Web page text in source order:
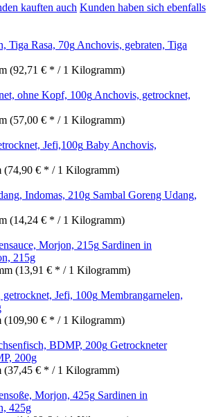
kauften auch Kunden haben sich ebenfalls
Anchovis, gebraten, Tiga
(92,71 € * / 1 Kilogramm)
Anchovis, getrocknet,
(57,00 € * / 1 Kilogramm)
Baby Anchovis,
(74,90 € * / 1 Kilogramm)
Sambal Goreng Udang,
(14,24 € * / 1 Kilogramm)
Sardinen in
215g
(13,91 € * / 1 Kilogramm)
Membrangarnelen,
(109,90 € * / 1 Kilogramm)
Getrockneter
200g
(37,45 € * / 1 Kilogramm)
Sardinen in
425g